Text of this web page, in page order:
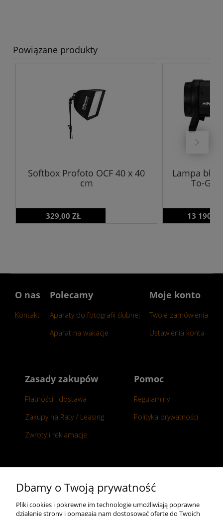
Powiązane produkty
Softbox Profoto OCF 40 x 40
cm
329,00 ZŁ
Lampa
To-Go
13
O nas
Kontakt
Polecamy
Aparaty do fotografii ślubnej
Aparat na wakacje
Moje konto
Twoje zamówienia
Ustawienia konta
Zasady zakupów
Płatności i dostawa
Zakupy na Raty / Leasing
Zwroty i reklamacje
Pomoc
Regulaminy
Polityka prywatności
Kontakt
+48 696 50 70 20
Dbamy o Twoją prywatność
Pliki cookies i pokrewne im technologie umożliwiają poprawne
działanie strony i pomagają nam dostosować ofertę do Twoich